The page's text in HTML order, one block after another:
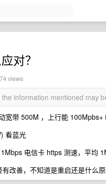
对？
views
information mentioned may
宽带 500M ，上行能
看蓝光
电信卡 https 测速，平均
改善，不知道是重启还是什么